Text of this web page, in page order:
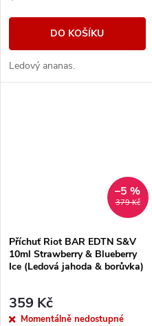
DO KOŠÍKU
Ledový ananas.
379 Kč
–5 %
Příchuť Riot BAR EDTN S&V
10ml Strawberry & Blueberry
Ice (Ledová jahoda & borůvka)
359 Kč
Momentálně nedostupné